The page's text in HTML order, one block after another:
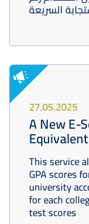
السريعة
27.05.2025
A New E-
This service
GPA scores
university
for each
test scores